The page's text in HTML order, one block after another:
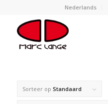
Nederlands
Sorteer op Standaard